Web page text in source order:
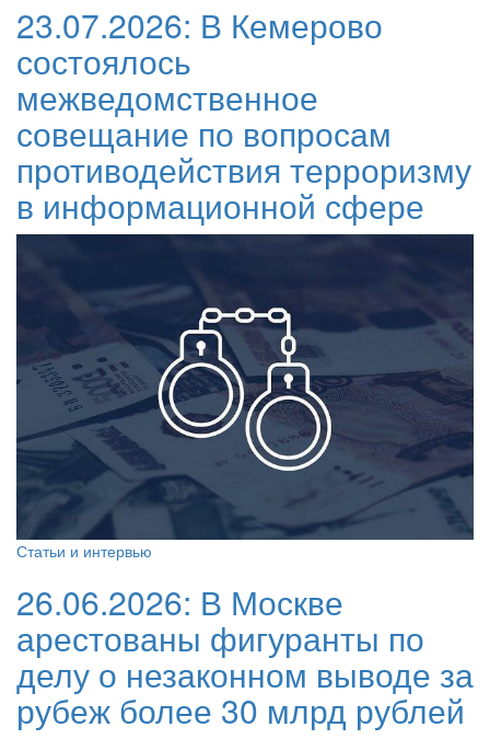
23.07.2026: В Кемерово
состоялось
межведомственное
совещание по вопросам
противодействия терроризму
в информационной сфере
Статьи и интервью
26.06.2026: В Москве
арестованы фигуранты по
делу о незаконном выводе за
рубеж более 30 млрд рублей